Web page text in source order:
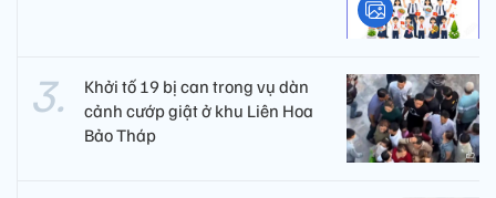
Khởi tố 19 bị can trong vụ dàn
cảnh cướp giật ở khu Liên Hoa
Bảo Tháp